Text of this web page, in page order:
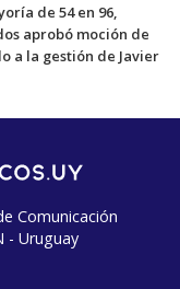
de 54 en 96,
aprobó moción de
a la gestión de Javier
Comunicación
- Uruguay